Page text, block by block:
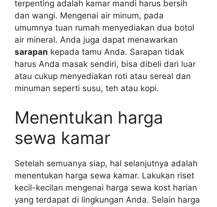
terpenting adalah kamar mandi harus bersih
dan wangi. Mengenai air minum, pada
umumnya tuan rumah menyediakan dua botol
air mineral. Anda juga dapat menawarkan
sarapan kepada tamu Anda. Sarapan tidak
harus Anda masak sendiri, bisa dibeli dari luar
atau cukup menyediakan roti atau sereal dan
minuman seperti susu, teh atau kopi.
Menentukan harga
sewa kamar
Setelah semuanya siap, hal selanjutnya adalah
menentukan harga sewa kamar. Lakukan riset
kecil-kecilan mengenai harga sewa kost harian
yang terdapat di lingkungan Anda. Selain harga